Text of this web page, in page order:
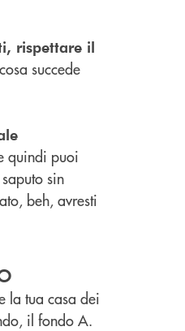
rispettare il
succede
quindi puoi
sin
beh, avresti
la tua casa dei
il fondo A.